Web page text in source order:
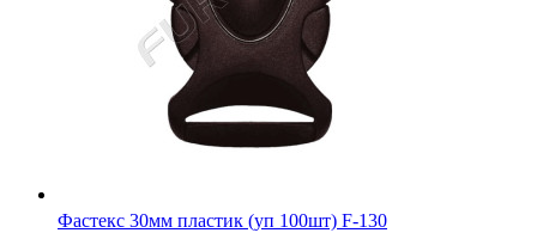
Фастекс 30мм пластик (уп 100шт) F-130